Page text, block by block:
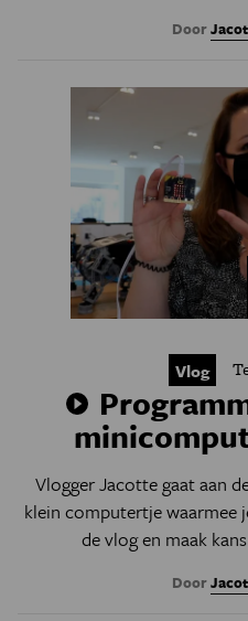
Door
Vlog
Vlogger Jacotte gaat aan
klein computertje waarmee
de vlog en maak
Door